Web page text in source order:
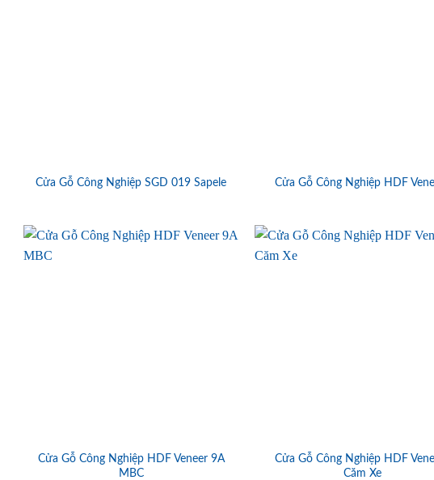
Cửa Gỗ Công Nghiệp SGD 019 Sapele Cửa Gỗ Công Nghiệp HDF
Cửa Gỗ Công Nghiệp HDF Veneer 9A
MBC
Cửa Gỗ Công Nghiệp HDF
Căm Xe